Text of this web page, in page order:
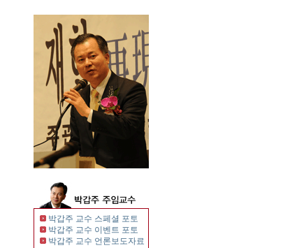
박갑주 교수 스페셜 포토
박갑주 교수 이벤트 포토
박갑주 교수 언론보도자료